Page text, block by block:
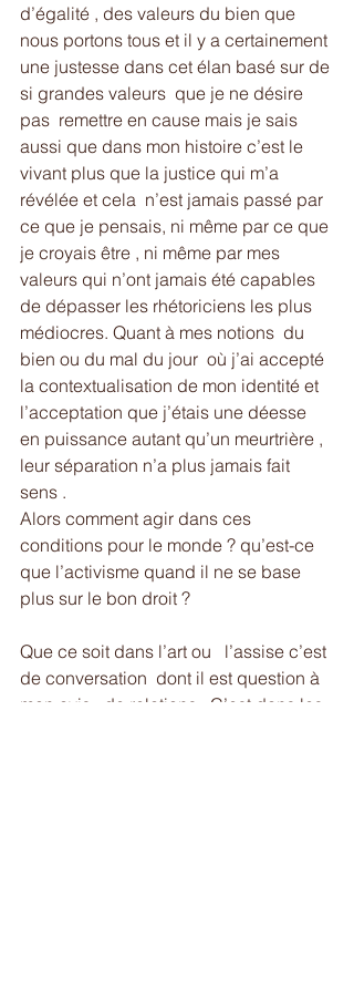
d’égalité , des valeurs du bien que
nous portons tous et il y a certainement
une justesse dans cet élan basé sur de
si grandes valeurs  que je ne désire
pas  remettre en cause mais je sais
aussi que dans mon histoire c’est le
vivant plus que la justice qui m’a
révélée et cela  n’est jamais passé par
ce que je pensais, ni même par ce que
je croyais être , ni même par mes
valeurs qui n’ont jamais été capables
de dépasser les rhétoriciens les plus
médiocres. Quant à mes notions  du
bien ou du mal du jour  où j’ai accepté
la contextualisation de mon identité et
l’acceptation que j’étais une déesse
en puissance autant qu’un meurtrière ,
leur séparation n’a plus jamais fait
sens .
Alors comment agir dans ces
conditions pour le monde ? qu’est-ce
que l’activisme quand il ne se base
plus sur le bon droit ?
Que ce soit dans l’art ou   l’assise c’est
de conversation  dont il est question à
mon avis , de relations . C’est dans les